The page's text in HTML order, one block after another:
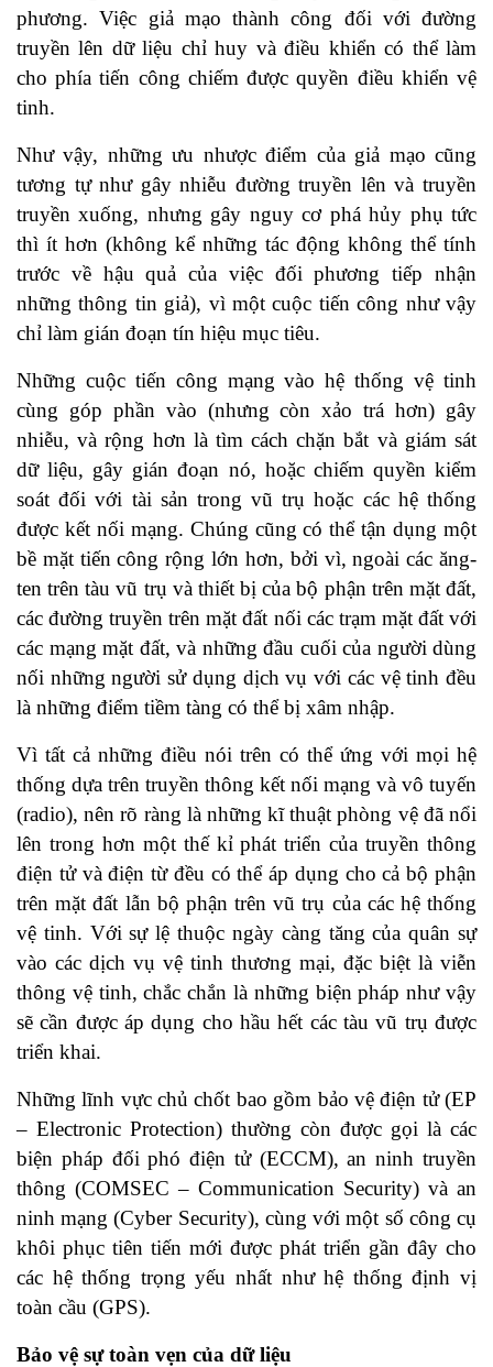
phương. Việc giả mạo thành công đối với đường
truyền lên dữ liệu chỉ huy và điều khiển có thể làm
cho phía tiến công chiếm được quyền điều khiển vệ
tinh.
Như vậy, những ưu nhược điểm của giả mạo cũng
tương tự như gây nhiễu đường truyền lên và truyền
truyền xuống, nhưng gây nguy cơ phá hủy phụ tức
thì ít hơn (không kể những tác động không thể tính
trước về hậu quả của việc đối phương tiếp nhận
những thông tin giả), vì một cuộc tiến công như vậy
chỉ làm gián đoạn tín hiệu mục tiêu.
Những cuộc tiến công mạng vào hệ thống vệ tinh
cùng góp phần vào (nhưng còn xảo trá hơn) gây
nhiễu, và rộng hơn là tìm cách chặn bắt và giám sát
dữ liệu, gây gián đoạn nó, hoặc chiếm quyền kiểm
soát đối với tài sản trong vũ trụ hoặc các hệ thống
được kết nối mạng. Chúng cũng có thể tận dụng một
bề mặt tiến công rộng lớn hơn, bởi vì, ngoài các ăng-
ten trên tàu vũ trụ và thiết bị của bộ phận trên mặt đất,
các đường truyền trên mặt đất nối các trạm mặt đất với
các mạng mặt đất, và những đầu cuối của người dùng
nối những người sử dụng dịch vụ với các vệ tinh đều
là những điểm tiềm tàng có thể bị xâm nhập.
Vì tất cả những điều nói trên có thể ứng với mọi hệ
thống dựa trên truyền thông kết nối mạng và vô tuyến
(radio), nên rõ ràng là những kĩ thuật phòng vệ đã nổi
lên trong hơn một thế kỉ phát triển của truyền thông
điện tử và điện từ đều có thể áp dụng cho cả bộ phận
trên mặt đất lẫn bộ phận trên vũ trụ của các hệ thống
vệ tinh. Với sự lệ thuộc ngày càng tăng của quân sự
vào các dịch vụ vệ tinh thương mại, đặc biệt là viễn
thông vệ tinh, chắc chắn là những biện pháp như vậy
sẽ cần được áp dụng cho hầu hết các tàu vũ trụ được
triển khai.
Những lĩnh vực chủ chốt bao gồm bảo vệ điện tử (EP
– Electronic Protection) thường còn được gọi là các
biện pháp đối phó điện tử (ECCM), an ninh truyền
thông (COMSEC – Communication Security) và an
ninh mạng (Cyber Security), cùng với một số công cụ
khôi phục tiên tiến mới được phát triển gần đây cho
các hệ thống trọng yếu nhất như hệ thống định vị
toàn cầu (GPS).
Bảo vệ sự toàn vẹn của dữ liệu